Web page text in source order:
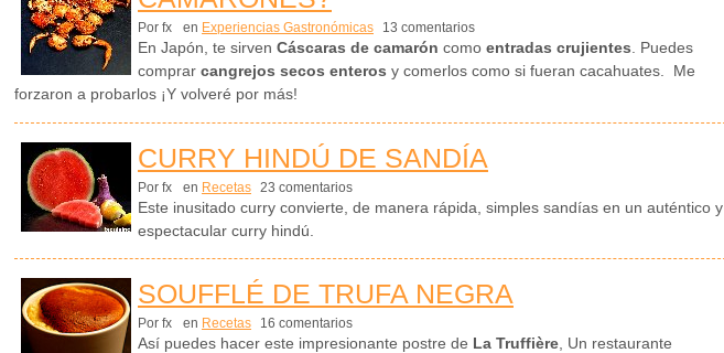
Por fx en Experiencias Gastronómicas 13 comentarios
En Japón, te sirven Cáscaras de camarón como entradas crujientes. Puedes
comprar cangrejos secos enteros y comerlos como si fueran cacahuates. Me
forzaron a probarlos ¡Y volveré por más!
CURRY HINDÚ DE SANDÍA
Por fx en Recetas 23 comentarios
Este inusitado curry convierte, de manera rápida, simples sandías en un auténtico y
espectacular curry hindú.
SOUFFLÉ DE TRUFA NEGRA
Por fx en Recetas 16 comentarios
Así puedes hacer este impresionante postre de La Truffière , Un restaurante